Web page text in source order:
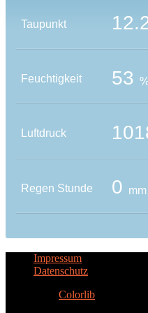
Impressum
Datenschutz
Colorlib